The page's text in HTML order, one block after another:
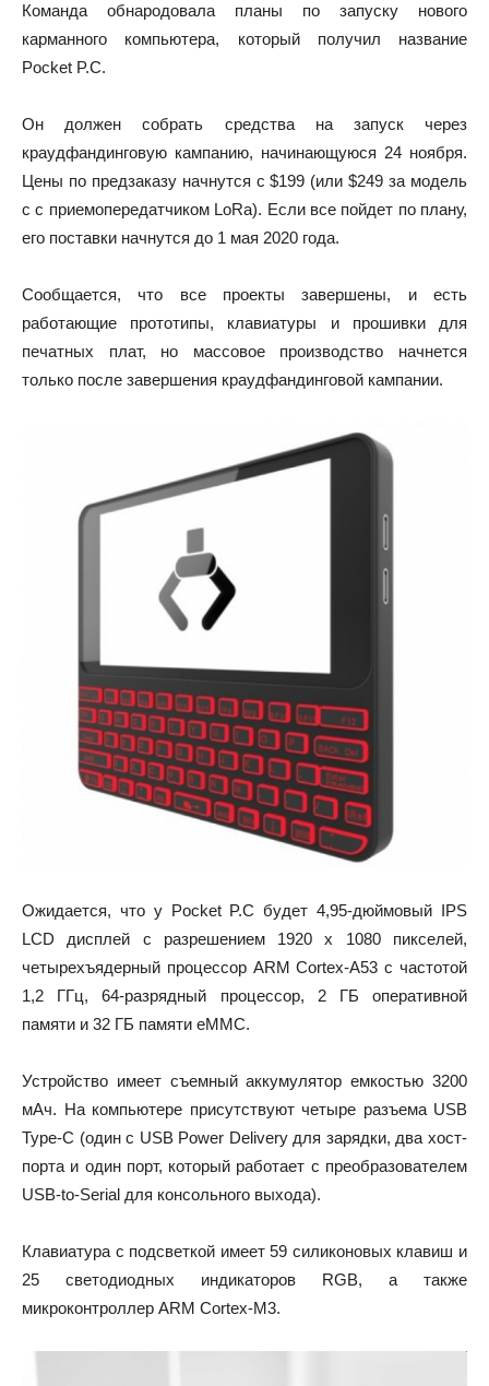
Команда обнародовала планы по запуску нового
карманного компьютера, который получил название
Pocket P.C.
Он должен собрать средства на запуск через
краудфандинговую кампанию, начинающуюся 24 ноября.
Цены по предзаказу начнутся с $199 (или $249 за модель
с с приемопередатчиком LoRa). Если все пойдет по плану,
его поставки начнутся до 1 мая 2020 года.
Сообщается, что все проекты завершены, и есть
работающие прототипы, клавиатуры и прошивки для
печатных плат, но массовое производство начнется
только после завершения краудфандинговой кампании.
Ожидается, что у Pocket P.C будет 4,95-дюймовый IPS
LCD дисплей с разрешением 1920 x 1080 пикселей,
четырехъядерный процессор ARM Cortex-A53 с частотой
1,2 ГГц, 64-разрядный процессор, 2 ГБ оперативной
памяти и 32 ГБ памяти eMMC.
Устройство имеет съемный аккумулятор емкостью 3200
мАч. На компьютере присутствуют четыре разъема USB
Type-C (один с USB Power Delivery для зарядки, два хост-
порта и один порт, который работает с преобразователем
USB-to-Serial для консольного выхода).
Клавиатура с подсветкой имеет 59 силиконовых клавиш и
25 светодиодных индикаторов RGB, а также
микроконтроллер ARM Cortex-M3.